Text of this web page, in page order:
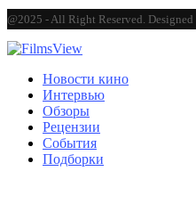
@2025 - All Right Reserved.
Новости кино
Интервью
Обзоры
Рецензии
События
Подборки